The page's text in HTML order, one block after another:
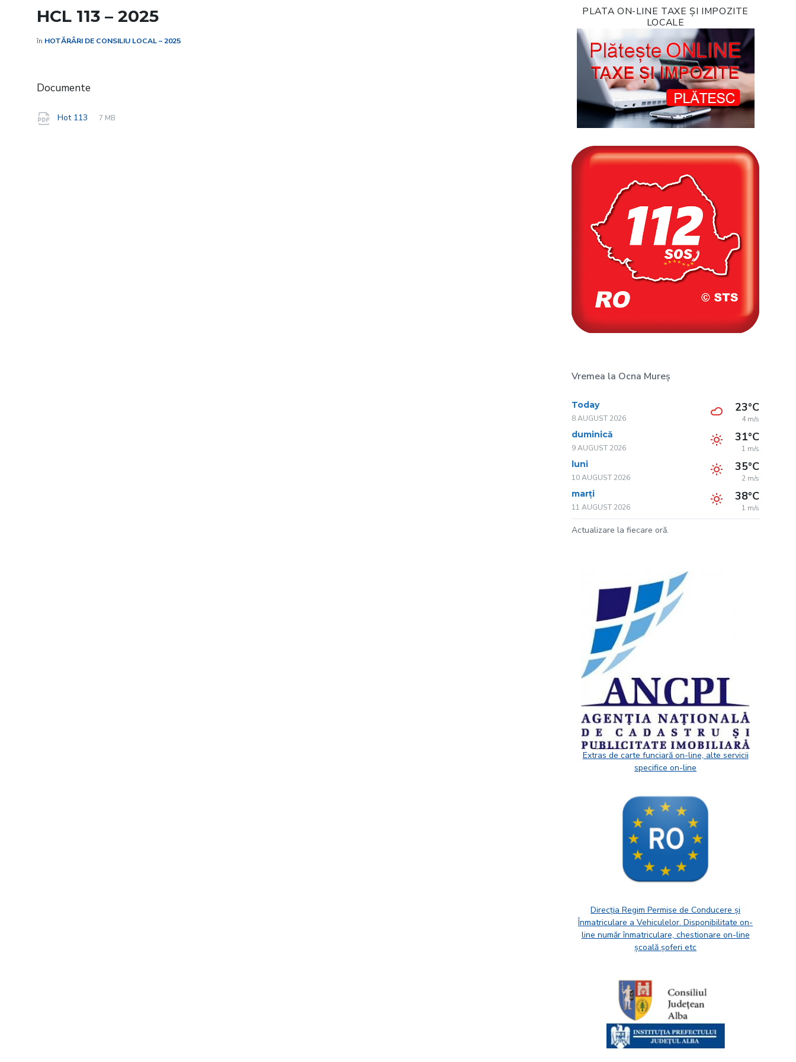
HCL 113 – 2025
în HOTĂRÂRI DE CONSILIU LOCAL – 2025
Documente
Hot 113
File
pdf
File
7 MB
PLATA ON-LINE TAXE ȘI IMPOZITE
LOCALE
Vremea la Ocna Mureș
Today
8 AUGUST 2026
23°C
4 m/s
duminică
9 AUGUST 2026
31°C
1 m/s
luni
10 AUGUST 2026
35°C
2 m/s
marți
11 AUGUST 2026
38°C
1 m/s
Actualizare la fiecare oră.
Extras de carte funciară on-line, alte servicii
specifice on-line
Direcția Regim Permise de Conducere și
Înmatriculare a Vehiculelor. Disponibilitate on-
line număr înmatriculare, chestionare on-line
școală șoferi etc